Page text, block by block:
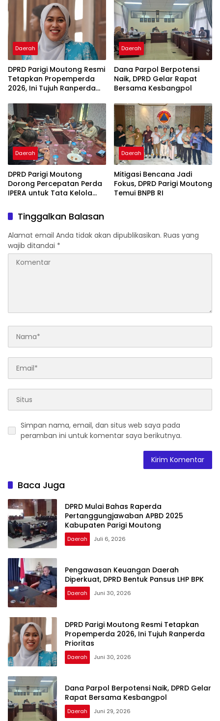
Daerah
DPRD Parigi Moutong Resmi
Tetapkan Propemperda
2026, Ini Tujuh Ranperda
Daerah
Dana Parpol Berpotensi
Naik, DPRD Gelar Rapat
Bersama Kesbangpol
Daerah
DPRD Parigi Moutong
Dorong Percepatan Perda
IPERA untuk Tata Kelola
Daerah
Mitigasi Bencana Jadi
Fokus, DPRD Parigi Moutong
Temui BNPB RI
Tinggalkan Balasan
Alamat email Anda tidak akan dipublikasikan. Ruas yang
wajib ditandai *
Simpan nama, email, dan situs web saya pada
peramban ini untuk komentar saya berikutnya.
Baca Juga
DPRD Mulai Bahas Raperda
Pertanggungjawaban APBD 2025
Kabupaten Parigi Moutong
Daerah Juli 6, 2026
Pengawasan Keuangan Daerah
Diperkuat, DPRD Bentuk Pansus LHP BPK
Daerah Juni 30, 2026
DPRD Parigi Moutong Resmi Tetapkan
Propemperda 2026, Ini Tujuh Ranperda
Prioritas
Daerah Juni 30, 2026
Dana Parpol Berpotensi Naik, DPRD Gelar
Rapat Bersama Kesbangpol
Daerah Juni 29, 2026